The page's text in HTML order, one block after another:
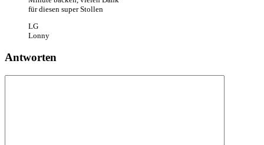
für diesen super Stollen
LG
Lonny
Antworten